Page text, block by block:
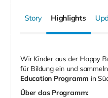
Story Highlights
Wir Kinder aus der Happy
für Bildung ein und
Education Programm in
Über das Programm: